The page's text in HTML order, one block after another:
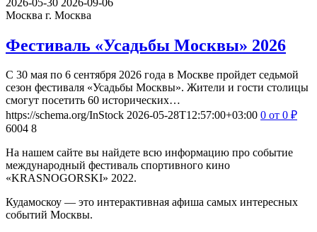
Москва г. Москва
Фестиваль «Усадьбы Москвы» 2026
С 30 мая по 6 сентября 2026 года в Москве пройдет седьмой
сезон фестиваля «Усадьбы Москвы». Жители и гости столицы
смогут посетить 60 исторических…
https://schema.org/InStock 2026-05-28T12:57:00+03:00 0 от 0 ₽
6004 8
На нашем сайте вы найдете всю информацию про событие
международный фестиваль спортивного кино
«KRASNOGORSKI» 2022.
Кудамоскоу — это интерактивная афиша самых интересных
событий Москвы.